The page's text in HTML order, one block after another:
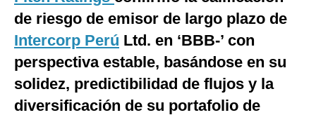
España
Internacional
Tecnología
Club del Suscriptor
de riesgo de emisor de largo plazo de
Intercorp Perú Ltd. en ‘BBB-’ con
perspectiva estable, basándose en su
solidez, predictibilidad de flujos y la
diversificación de su portafolio de